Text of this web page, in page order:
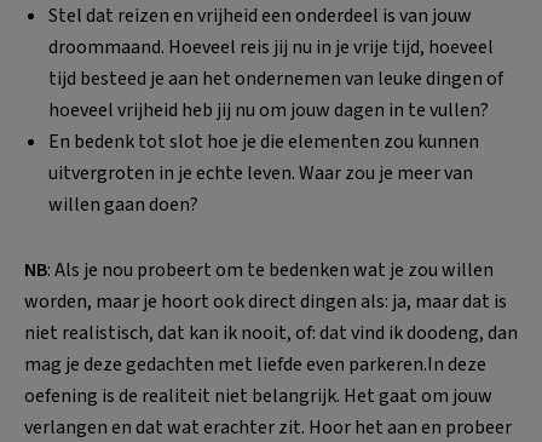
Stel dat reizen en vrijheid een onderdeel is van jouw
droommaand. Hoeveel reis jij nu in je vrije tijd, hoeveel
tijd besteed je aan het ondernemen van leuke dingen of
hoeveel vrijheid heb jij nu om jouw dagen in te vullen?
En bedenk tot slot hoe je die elementen zou kunnen
uitvergroten in je echte leven. Waar zou je meer van
willen gaan doen?
NB: Als je nou probeert om te bedenken wat je zou willen
worden, maar je hoort ook direct dingen als: ja, maar dat is
niet realistisch, dat kan ik nooit, of: dat vind ik doodeng, dan
mag je deze gedachten met liefde even parkeren.In deze
oefening is de realiteit niet belangrijk. Het gaat om jouw
verlangen en dat wat erachter zit. Hoor het aan en probeer